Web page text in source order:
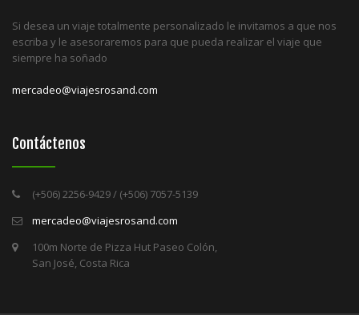
Si desea un viaje totalmente personalizado le invitamos a que nos
escriba y le asesoraremos para que pueda realizar el viaje que
siempre ha soñado
mercadeo@viajesrosand.com
Contáctenos
(+506) 2256-9429 / (+506) 7057-5139
mercadeo@viajesrosand.com
100m Norte de Pizza Hut Paseo Colón,
San José, Costa Rica